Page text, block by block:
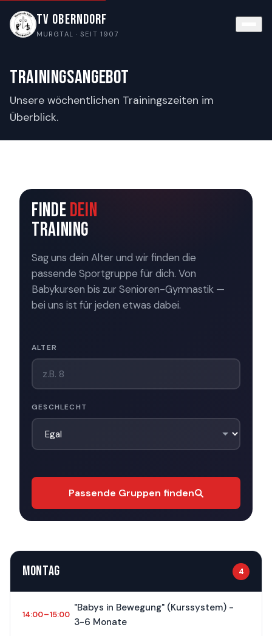
TV Oberndorf
MURGTAL · SEIT 1907
Trainingsangebot
Unsere wöchentlichen Trainingszeiten im
Überblick.
FINDEDEIN
TRAINING
Sag uns dein Alter und wir finden die
passende Sportgruppe für dich. Von
Babykursen bis zur Senioren-Gymnastik —
bei uns ist für jeden etwas dabei.
ALTER
GESCHLECHT
Passende Gruppen finden
MONTAG 4
14:00 – 15:00
"Babys in Bewegung" (Kurssystem) -
3-6 Monate